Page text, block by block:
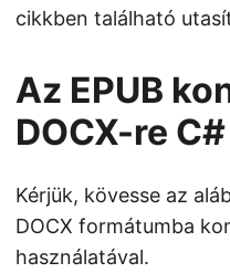
cikkben található
Az EPUB
DOCX-re
Kérjük, kövesse az
DOCX formátumba
használatával.